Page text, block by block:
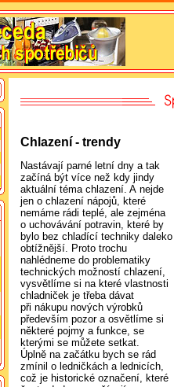
Chlazení - trendy
Nastávají parné letní dny a tak
začíná být více než kdy jindy
aktuální téma chlazení. A nejde
jen o chlazení nápojů, které
nemáme rádi teplé, ale zejména
o uchovávání potravin, které by
bylo bez chladící techniky daleko
obtížnější. Proto trochu
nahlédneme do problematiky
technických možností chlazení,
vysvětlíme si na které vlastnosti
chladniček je třeba dávat
při nákupu nových výrobků
především pozor a osvětlíme si
některé pojmy a funkce, se
kterými se můžete setkat.
Úplně na začátku bych se rád
zmínil o ledničkách a lednicích,
což je historické označení, které